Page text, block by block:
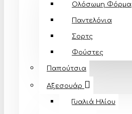
Ολόσωμη Φόρμα
Παντελόνια
Σορτς
Φούστες
Παπούτσια
Αξεσουάρ
Γυαλιά Ηλίου